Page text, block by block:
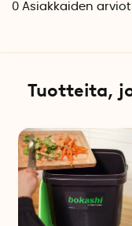
0 Asiakkaiden arviot
Tuotteita,